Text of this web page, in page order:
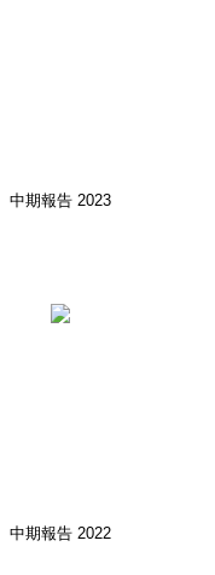
中期報告 2023
中期報告 2022